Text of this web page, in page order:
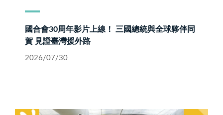
國合會30周年影片上線！ 三國總統與全球夥伴同
賀 見證臺灣援外路
2026/07/30